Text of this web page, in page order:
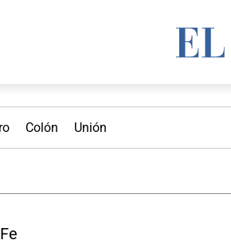
Colón Unión